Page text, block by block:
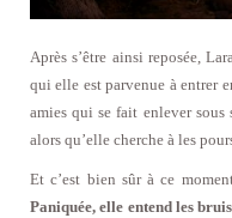
Après s’être ainsi reposée,
qui elle est parvenue à entrer
amies qui se fait enlever sous
alors qu’elle cherche à les
Et c’est bien sûr à ce
Paniquée, elle entend les